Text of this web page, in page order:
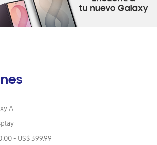
A
- US$ 399.99